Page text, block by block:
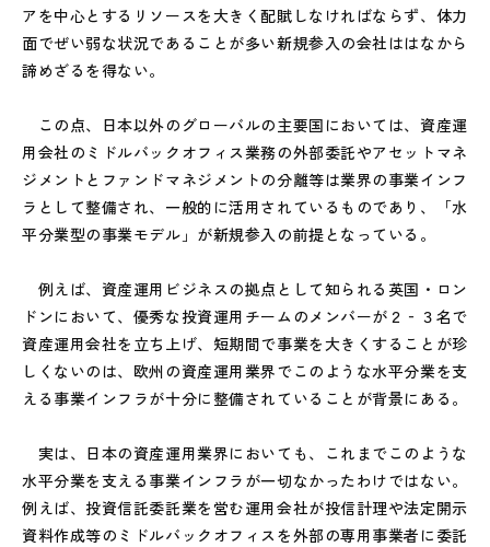
アを中心とするリソースを大きく配賦しなければならず、体力
面でぜい弱な状況であることが多い新規参入の会社ははなから
諦めざるを得ない。
この点、日本以外のグローバルの主要国においては、資産運
用会社のミドルバックオフィス業務の外部委託やアセットマネ
ジメントとファンドマネジメントの分離等は業界の事業インフ
ラとして整備され、一般的に活用されているものであり、「水
平分業型の事業モデル」が新規参入の前提となっている。
例えば、資産運用ビジネスの拠点として知られる英国・ロン
ドンにおいて、優秀な投資運用チームのメンバーが２‐３名で
資産運用会社を立ち上げ、短期間で事業を大きくすることが珍
しくないのは、欧州の資産運用業界でこのような水平分業を支
える事業インフラが十分に整備されていることが背景にある。
実は、日本の資産運用業界においても、これまでこのような
水平分業を支える事業インフラが一切なかったわけではない。
例えば、投資信託委託業を営む運用会社が投信計理や法定開示
資料作成等のミドルバックオフィスを外部の専用事業者に委託